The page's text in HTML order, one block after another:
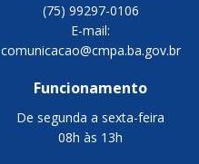
(75) 99297-0106
E-mail:
comunicacao@cmpa.ba.gov.br
Funcionamento
De segunda a sexta-feira
08h às 13h